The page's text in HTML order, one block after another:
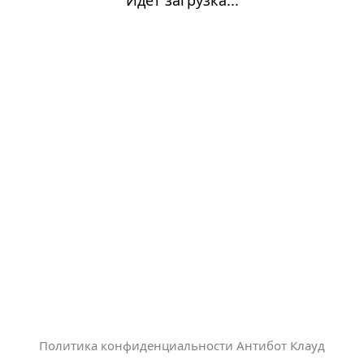
Политика конфиденциальности Антибот Клауд